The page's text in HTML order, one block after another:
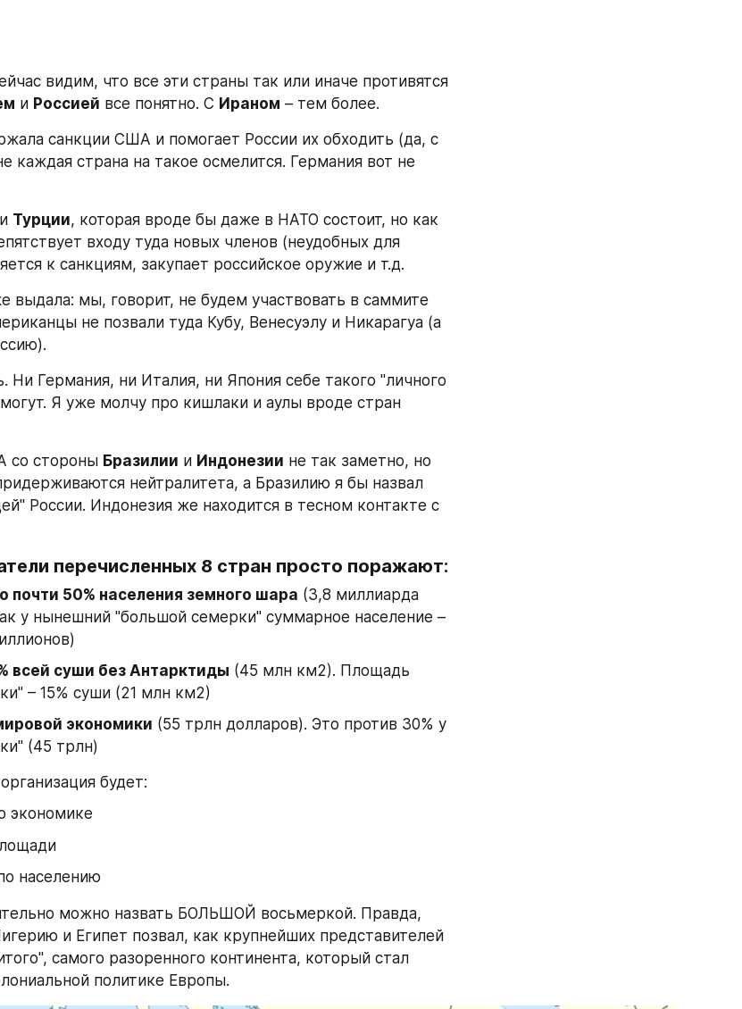
видим, что все эти страны так или иначе противятся
и Россией все понятно. С Ираном – тем более.
санкции США и помогает России их обходить (да, с
каждая страна на такое осмелится. Германия вот не
Турции, которая вроде бы даже в НАТО состоит, но как
входу туда новых членов (неудобных для
к санкциям, закупает российское оружие и т.д.
выдала: мы, говорит, не будем участвовать в саммите
не позвали туда Кубу, Венесуэлу и Никарагуа (а
Ни Германия, ни Италия, ни Япония себе такого "личного
Я уже молчу про кишлаки и аулы вроде стран
со стороны Бразилии и Индонезии не так заметно, но
нейтралитета, а Бразилию я бы назвал
России. Индонезия же находится в тесном контакте с
перечисленных 8 стран просто поражают:
почти 50% населения земного шара (3,8 миллиарда
у нынешний "большой семерки" суммарное население –
всей суши без Антарктиды (45 млн км2). Площадь
– 15% суши (21 млн км2)
экономики (55 трлн долларов). Это против 30% у
(45 трлн)
будет:
экономике
населению
можно назвать БОЛЬШОЙ восьмеркой. Правда,
самого разоренного континента, который стал
политике Европы.